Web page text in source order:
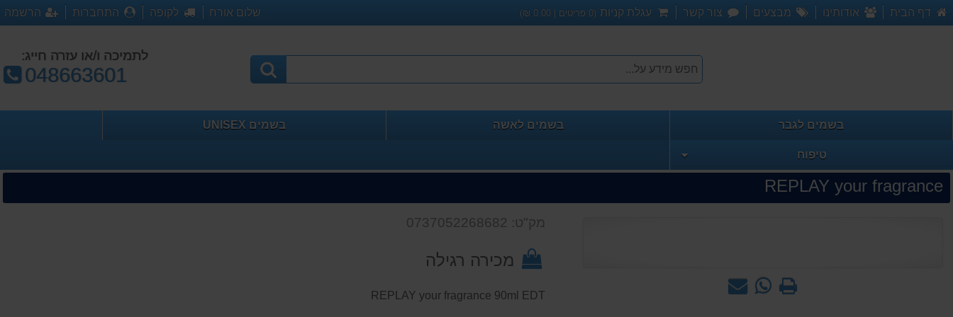
דף הבית אודותינו מבצעים צור קשר עגלת קניות (
0 פריטים | 0.00
₪) שלום אורח לקופה התחברות הרשמה
לתמיכה ו/או עזרה חייג:
טלפון:
048663601
בשמים לגבר בשמים לאשה בשמים UNISEX
טיפוח
REPLAY your fragrance
שאל WhatsApp
מק"ט: 0737052268682
מכירה רגילה
REPLAY your fragrance 90ml EDT